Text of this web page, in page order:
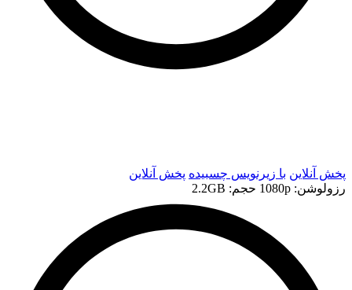
پخش آنلاین با زیرنویس چسبیده پخش آنلاین
رزولوشن: 1080p
حجم: 2.2GB